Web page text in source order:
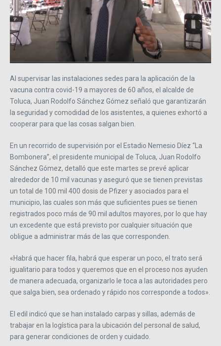
Al supervisar las instalaciones sedes para la aplicación de la
vacuna contra covid-19 a mayores de 60 años, el alcalde de
Toluca, Juan Rodolfo Sánchez Gómez señaló que garantizarán
la seguridad y comodidad de los asistentes, a quienes exhortó a
cooperar para que las cosas salgan bien.
En un recorrido de supervisión por el Estadio Nemesio Díez “La
Bombonera”, el presidente municipal de Toluca, Juan Rodolfo
Sánchez Gómez, detalló que este martes se prevé aplicar
alrededor de 10 mil vacunas y aseguró que se tienen previstas
un total de 100 mil 400 dosis de Pfizer y asociados para el
municipio, las cuales son más que suficientes pues se tienen
registrados poco más de 90 mil adultos mayores, por lo que hay
un excedente que está previsto por cualquier situación que
obligue a administrar más de las que corresponden.
«Habrá que hacer fila, habrá que esperar un poco, el trato será
igualitario para todos y queremos que en el proceso nos ayuden
de manera adecuada, organizarlo le toca a las autoridades pero
que salga bien, sea ordenado y rápido nos corresponde a todos».
El edil indicó que se han instalado carpas y sillas, además de
trabajar en la logística para la ubicación del personal de salud,
para generar condiciones de orden y cuidado.